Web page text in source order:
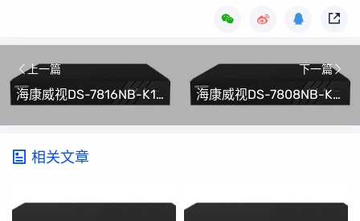
上一篇
​海康威视DS-7816NB-K1/C固件升级包V4.30.097build240401
下一篇
​海康威视DS-7808NB-K2固件升级包V4.30.097build240401
相关文章